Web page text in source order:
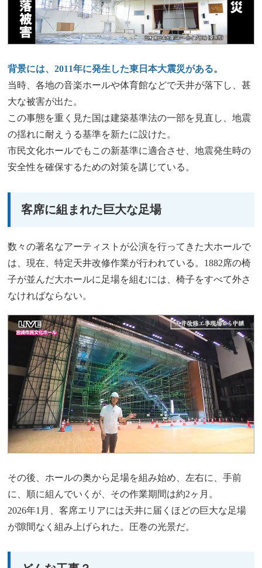
背景には、2011年に発生した東日本大震災がある。
当時、各地の音楽ホールや体育館などで天井が落下し、甚
大な被害が出た。
この事態を重く見た国は建築基準法の一部を見直し、地震
の揺れに耐えうる基準を新たに設けた。
市民文化ホールでもこの新基準に適合させ、地震発生時の
安全性を確保するための対策を講じている。
客席に組まれた巨大な足場
数々の著名なアーティストが公演を行ってきた大ホールで
は、現在、特定天井改修作業が行われている。1882席の椅
子が並んだ大ホールに足場を組むには、椅子をすべて外さ
なければならない。
その後、ホールの奥から足場を組み始め、左右に、手前
に、順に組んでいくが、その作業期間は約2ヶ月。
2026年1月、客席エリアには天井に届くほどの巨大な足場
が隙間なく組み上げられた。圧巻の光景だ。